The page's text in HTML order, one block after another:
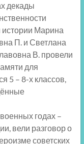
декады
истории Марина
П. и Светлана
В. провели
для
5 – 8-х классов,
годах –
вели разговор о
советских